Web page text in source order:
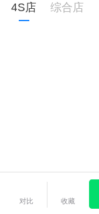
4S店 综合店
对比 收藏